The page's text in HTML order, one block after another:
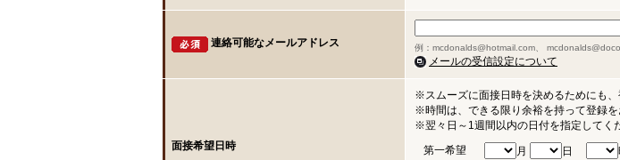
連絡可能なメールアドレス 例：mcdonalds@hotmail.com、
メールの受信設定について
面接希望日時
※スムーズに面接日時を決めるためにも、
※時間は、できる限り余裕を持って登録を
※翌々日～1週間以内の日付を指定してく
第一希望
月 日